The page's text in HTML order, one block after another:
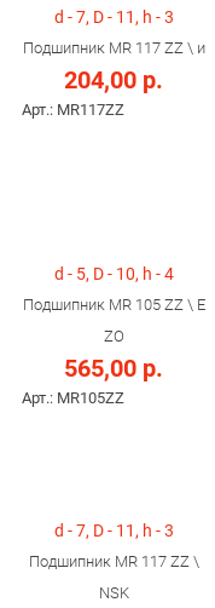
d - 7, D - 11, h - 3
Подшипник MR 117 ZZ \ и
204,00 р.
Арт.: MR117ZZ
d - 5, D - 10, h - 4
Подшипник MR 105 ZZ \ E
ZO
565,00 р.
Арт.: MR105ZZ
d - 7, D - 11, h - 3
Подшипник MR 117 ZZ \
NSK